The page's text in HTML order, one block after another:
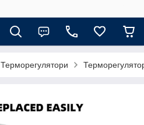
Терморегулятори